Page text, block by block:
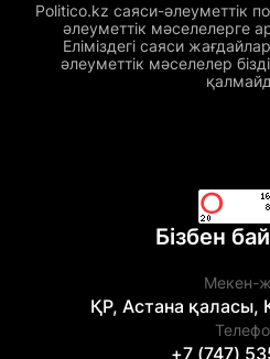
Politico.kz саяси-әлеуметтік
әлеуметтік мәселелерге
Еліміздегі саяси
әлеуметтік мәселелер
Бізбен
Мекен-
ҚР, Астана қаласы,
+7 (747)